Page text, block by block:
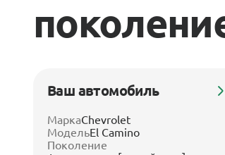
Ваш автомобиль
МаркаChevrolet
МодельEl Camino
Поколение